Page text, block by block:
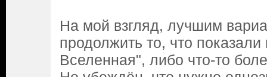
На мой взгляд, лучшим
продолжить то, что
Вселенная", либо что-то